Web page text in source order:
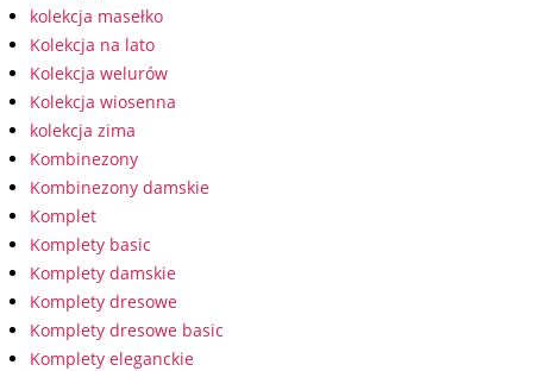
kolekcja masełko
Kolekcja na lato
Kolekcja welurów
Kolekcja wiosenna
kolekcja zima
Kombinezony
Kombinezony damskie
Komplet
Komplety basic
Komplety damskie
Komplety dresowe
Komplety dresowe basic
Komplety eleganckie